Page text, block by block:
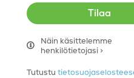
Näin käsittelemme
henkilötietojasi >
Tutustu